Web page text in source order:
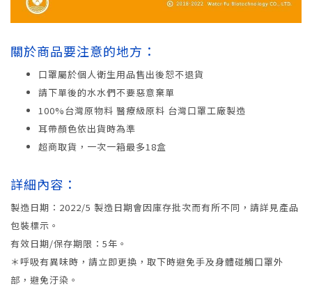
關於商品要注意的地方：
口罩屬於個人衛生用品售出後恕不退貨
請下單後的水水們不要惡意棄單
100%台灣原物料 醫療級原料 台灣口罩工廠製造
耳帶顏色依出貨時為準
超商取貨，一次一箱最多18盒
詳細內容：
製造日期：2022/5 製造日期會因庫存批次而有所不同，請詳見產品
包裝標示。
有效日期/保存期限：5年。
＊呼吸有異味時，請立即更換，取下時避免手及身體碰觸口罩外
部，避免汙染。